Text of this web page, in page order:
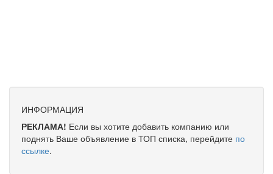
ИНФОРМАЦИЯ
РЕКЛАМА! Если вы хотите добавить компанию или
поднять Ваше объявление в ТОП списка, перейдите по
ссылке.